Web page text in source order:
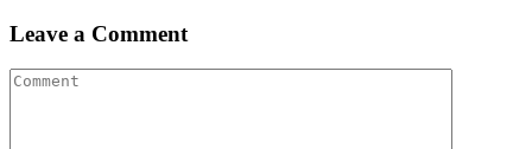
Leave a Comment